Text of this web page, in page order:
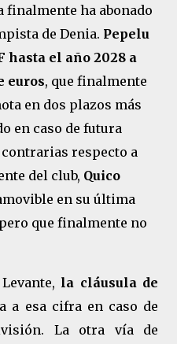
ha abonado
de Denia. Pepelu
hasta el año 2028 a
euros, que finalmente
en dos plazos más
en caso de futura
respecto a
del club, Quico
en su última
que finalmente no
la cláusula de
a esa cifra en caso de
La otra vía de